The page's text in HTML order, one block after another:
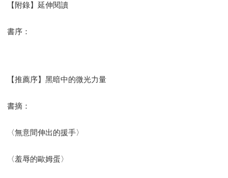
【附錄】延伸閱讀
書序：
【推薦序】黑暗中的微光力量
書摘：
〈無意間伸出的援手〉
〈羞辱的歐姆蛋〉